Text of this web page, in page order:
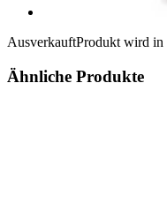
AusverkauftProdukt wird in
Ähnliche Produkte